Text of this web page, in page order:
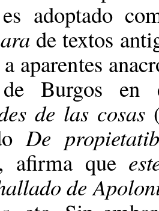
adoptado
de textos
aparentes
de Burgos
de las cosas
De
afirma que
de